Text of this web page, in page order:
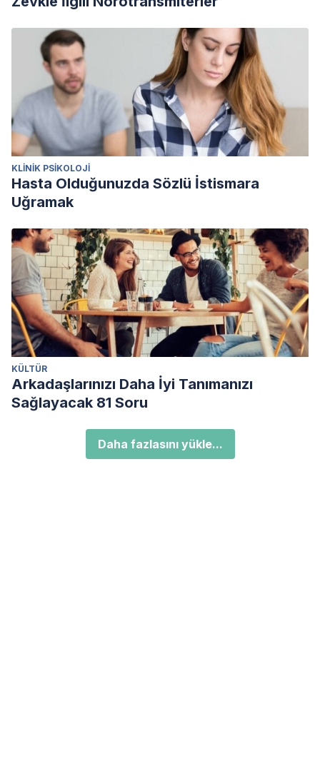
KLINIK PSIKOLOJI
Hasta Olduğunuzda Sözlü İstismara
Uğramak
KÜLTÜR
Arkadaşlarınızı Daha İyi Tanımanızı
Sağlayacak 81 Soru
Daha fazlasını yükle...